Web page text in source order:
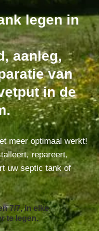
legen in
aanleg,
van
in de
meer optimaal werkt!
repareert,
uw septic tank of
7/7, in elke
te legen.